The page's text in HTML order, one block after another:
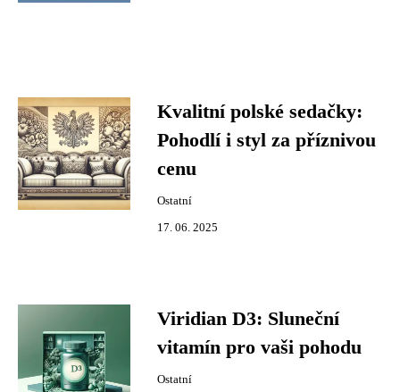
Kvalitní polské sedačky:
Pohodlí i styl za příznivou
cenu
Ostatní
17. 06. 2025
Viridian D3: Sluneční
vitamín pro vaši pohodu
Ostatní